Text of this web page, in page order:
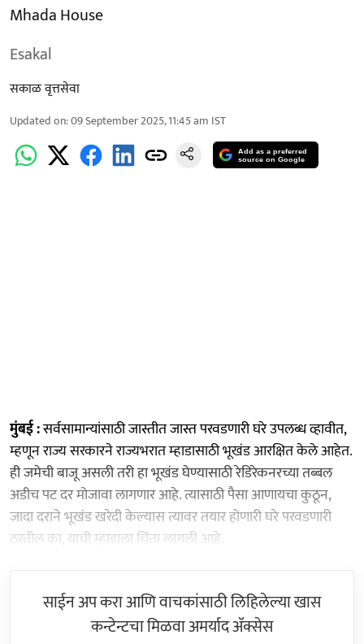
Mhada House
Esakal
सकाळ वृत्तसेवा
Updated on:09 September 2025, 11:45 am IST
Add as a preferred
source on Google
मुंबई :सर्वसामान्यांसाठी जास्तीत जास्त परवडणारी घरे उपलब्ध व्हावीत,
म्हणून राज्य सरकारने राज्यभरात म्हाडासाठी भूखंड आरक्षित केले आहेत.
ही जमेची बाजू असली तरी हा भूखंड घेण्यासाठी रेडिरेकनरच्या तब्बल
अडीच पट दर मोजावा लागणार आहे. त्यासाठी पैसा आणायचा कुठून,
जादा दराने भूखंड खरेदी केल्यास त्यावर तयार होणारी घरे परवडणारी
ठरतील का, याची म्हाडाला चिंता लागली आहे.
साईन अप करा आणि वाचकांसाठी लिहिलेल्या खास
कन्टेन्टचा मिळवा अमर्याद ॲक्सेस